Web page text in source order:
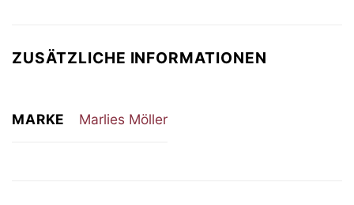
ZUSÄTZLICHE INFORMATIONEN
MARKE Marlies Möller